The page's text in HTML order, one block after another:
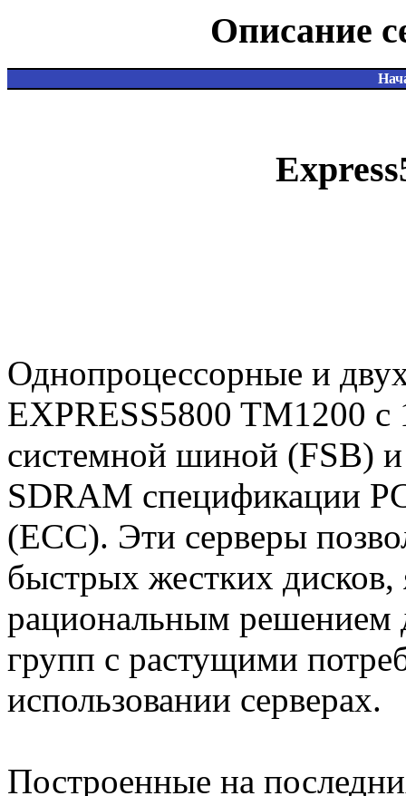
Описание
Однопроцессорные и
EXPRESS5800 TM1200
системной шиной (FSB)
SDRAM спецификации
(ECC). Эти серверы
быстрых жестких
рациональным решением
групп с растущими
использовании серверах.
Построенные на